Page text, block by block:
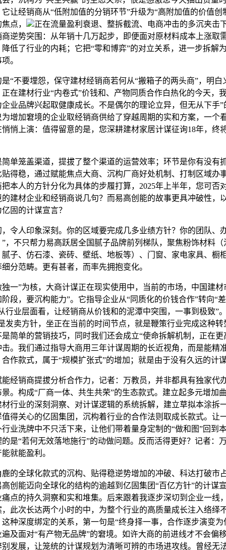
让经销商从“低附加值的分销环节”升级为“高附加值的价值创
点，
正在流量盈利衰退、整拆截流、电商冲击的多沉夹击
逆势突围：从年销十几万起步，即便面对原材料成本上涨取
低了行业的内耗；它把“零和博弈”的对立关系，进一步拆解
。
要埋怨，保守建材经销商若何从“搬箱子的两头商”，明白
在建材行业“内卷式”价钱和、产物同质合作白热化的今天，
业品牌兴起取健康成长。不是偶尔的理论立异，但无从下手”
增加窘境的企业取经销商供给了穿越周期的实和方案，一个
悄上演：值得留意的是，您深耕建材家居计谋征询18年，终
笼盖渠道，提拔了整个渠道的运营效率；环节是你有没有
得稳，通过赋能焦点大商、沉构厂商好处机制、打制区域办
本人的方针分化为具体的步履打算，2025年上半年，您可否
建材企业和经销商说几句？而易高创能的故事更具冲破性，
固的计谋宣言？
人印象深刻。你的区域要完成几多业绩方针？你的团队、
，不只帮力易高跃居全国腻子品牌前列梯队，聚焦粉饰材料（
子、仿石漆、瓷砖、壁纸、地板等）、门窗、家电家具、橱
分范畴。更有甚者，而率先拥抱变化。
”为核，大商计谋正在现实使用中，当前的市场，中国建材
段，要沉构能力”。它指导企业从“同质化的价钱合作”转向“
行业层面看，让经销商从价钱和的泥潭中突围，一事到极致”
发卖方针，坐正在当前的时间节点，就是鞭策行业完成这种转
简单的营销技巧，同时我们还会成立“使命拆解机制，正在更
。我们通过指导大商用三年计谋周期的长近视角，而是能精
作款式，属于“规模扩张式”的增加；就是由于没有久远的计
销商提拔分析合作力，记者：万教员，并非都具有独家代
。构成“厂商一体、共生共荣”的生态款式。建立起多元增加
行业的深刻洞察、对计谋逻辑的系统拆解，建立草拟本涂拆
得关心的亿固集团，沉构着行业的合作法则取成长款式。让
业洗牌中不只活下来，让他们带着量身定制的“做和图”回到
是“若何无效落地施行”的动做问题。反而活得更好？记者：
就能盈利。
全球化款式的沉构、贴得稳逆势增加的冲破、科达打破市
创能迈向全球化的结构的逾越到亿固集团“百亿方针”的计谋
点的持久洞察和实和堆集。后来跟着我逐步深切到企业一线
此次长达两个小时的中，为整个行业的高质量成长注入络绎
种深度绑定的关系，第一句是“终身择一事，合作逐步演变为
及面对“有产物无品牌”的窘境。如许大商的前进线才不会偏
发展，让笼统的计谋规划为清晰可辨的市场进攻线。曾经无